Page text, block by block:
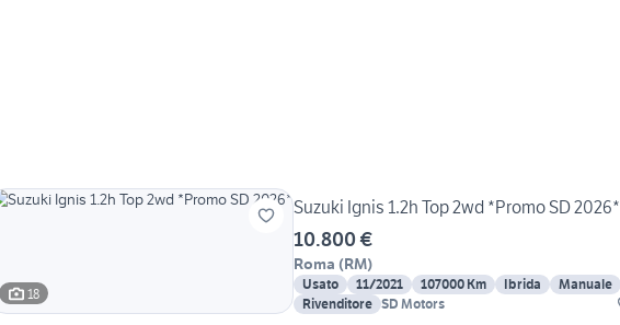
18
Suzuki Ignis 1.2h Top 2wd *Promo SD 2026*
10.800 €
Roma (RM)
Usato 11/2021 107000 Km Ibrida Manuale
Rivenditore SD Motors